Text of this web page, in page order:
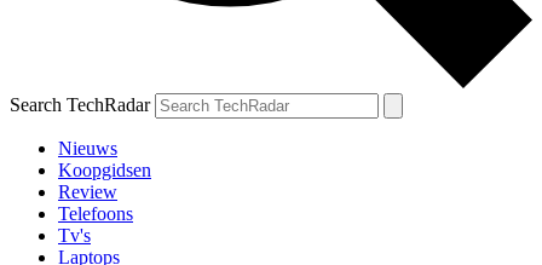
Search TechRadar
Nieuws
Koopgidsen
Review
Telefoons
Tv's
Laptops